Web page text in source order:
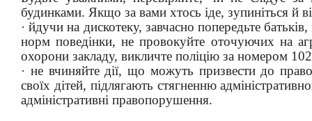
будинками. Якщо за вами хтось іде, зупиніться й
· йдучи на дискотеку, завчасно попередьте
норм поведінки, не провокуйте оточуючих на
охорони закладу, викличте поліцію за номером
· не вчиняйте дії, що можуть призвести до
своїх дітей, підлягають стягненню
адміністративні правопорушення.